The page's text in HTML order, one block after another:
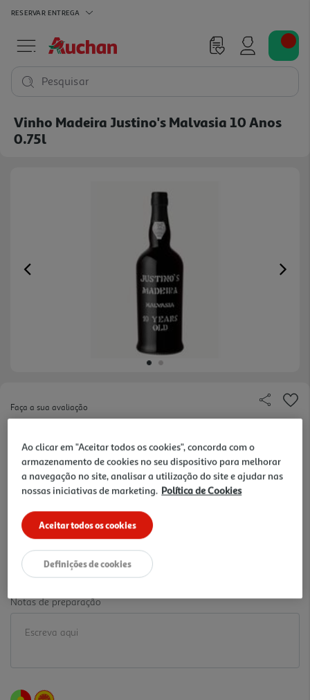
RESERVAR ENTREGA
Pesquisar
Vinho Madeira Justino's Malvasia 10 Anos
0.75l
Previous
Faça a sua avaliação
Não necessita de decantação. Excelente com
chocolate negro, petit fours, pralinês, bolo de mel
(tradicional da Madeira) e sobremesas doces, como
mousses, bolos e trufas de chocolate.
ver
mais
30,59 €
Notas de preparação
Ao clicar em "Aceitar todos os cookies", concorda com o
armazenamento de cookies no seu dispositivo para melhorar
a navegação no site, analisar a utilização do site e ajudar nas
nossas iniciativas de marketing. Política de Cookies
Aceitar todos os cookies
Definições de cookies